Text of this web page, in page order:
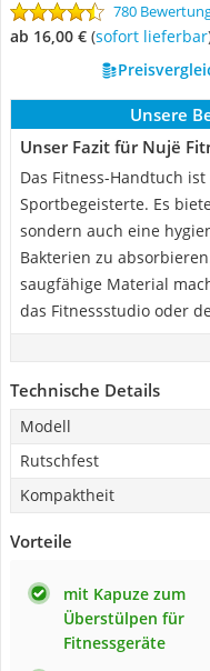
780
ab 16,00 € ( Sofort lieferbar
Unsere
Unser Fazit für Nujë
Das Fitness-Handtuch
Sportbegeisterte. Es
sondern auch eine
Bakterien zu
saugfähige Material
das Fitnessstudio oder
Technische Details
Modell
Rutschfest
Kompaktheit
Vorteile
mit Kapuze zum
Überstülpen für
Fitnessgeräte